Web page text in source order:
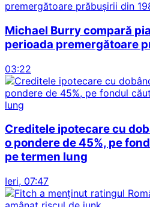
Michael Burry compară
perioada premergătoare
03:22
Creditele ipotecare cu
o pondere de 45%, pe
pe termen lung
Ieri, 07:47